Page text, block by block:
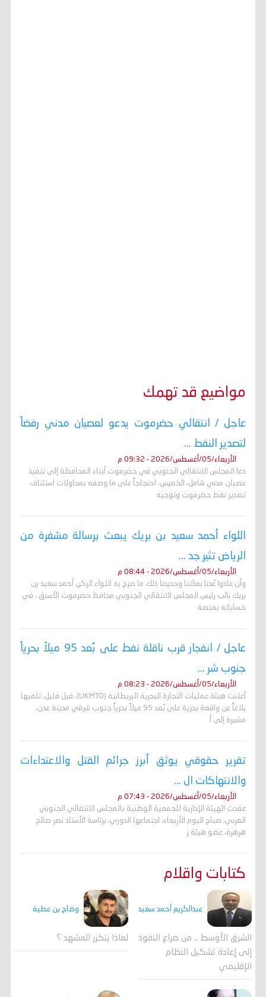
مواضيع قد تهمك
عاجل / انتقالي حضرموت يدعو لعصيان مدني رفضاً
لتصدير النفط ...
الأربعاء/05/أغسطس/2026 - 09:32 م
دعا المجلس الانتقالي الجنوبي في حضرموت أبناء المحافظة إلى تنفيذ
عصيان مدني شامل، الخميس، احتجاجاً على ما وصفه بمحاولات استئناف
تصدير نفط حضرموت وتوجيه
اللواء أحمد سعيد بن بريك يبعث برسالة مشفرة من
الرياض تثير جد ...
الأربعاء/05/أغسطس/2026 - 08:44 م
وأن عادوا عُدنا بعدّتنا وحديدنا ذلك ما صرح به اللواء الركن أحمد سعيد بن
بريك نائب رئيس المجلس الانتقالي الجنوبي محافظ حضرموت الأسبق ، في
حساباته بمنصة
عاجل / انفجار قرب ناقلة نفط على بُعد 95 ميلاً بحرياً
جنوب شر ...
الأربعاء/05/أغسطس/2026 - 08:23 م
أعلنت هيئة عمليات التجارة البحرية البريطانية (UKMTO)، قبل قليل، تلقيها
بلاغاً عن واقعة بحرية على بُعد 95 ميلاً بحرياً جنوب شرقي مدينة عدن،
مشيرة إلى أ
تقرير حقوقي يوثق أبرز جرائم القتل والاعتداءات
والانتهاكات ال ...
الأربعاء/05/أغسطس/2026 - 07:43 م
عقدت الهيئة الإدارية للجمعية الوطنية بالمجلس الانتقالي الجنوبي
العربي، صباح اليوم الأربعاء، اجتماعها الدوري، برئاسة الأستاذ نصر صالح
هرهرة، عضو هيئة ر
كتابات واقلام
عبدالكريم أحمد سعيد
الشرق الأوسط .. من صراع النفوذ
إلى إعادة تشكيل النظام
الإقليمي
وضاح بن عطية
لماذا يتكرر المشهد ؟